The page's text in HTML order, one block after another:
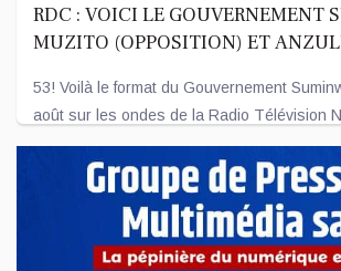
RDC : VOICI LE GOUVERNEMENT
MUZITO (OPPOSITION) ET
53! Voilà le format du Gouvernement
août sur les ondes de la Radio Télévision
Congolaise - R...
Aoû 08, 2025
REVUE DE PRESSE DU MERCREDI